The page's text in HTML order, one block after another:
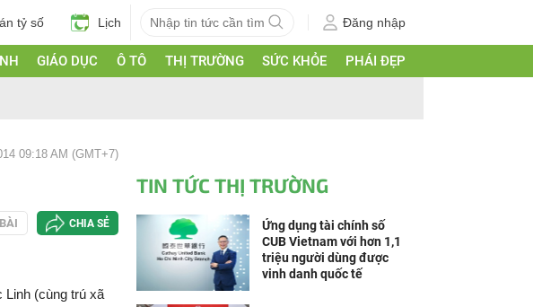
tỷ số Lịch Đăng nhập
GIÁO DỤC Ô TÔ THỊ TRƯỜNG SỨC KHỎE PHÁI ĐẸP
09:18 AM (GMT+7)
CHIA SẺ
Linh (cùng trú xã
TIN TỨC THỊ TRƯỜNG
Ứng dụng tài chính số
CUB Vietnam với hơn 1,1
triệu người dùng được
vinh danh quốc tế